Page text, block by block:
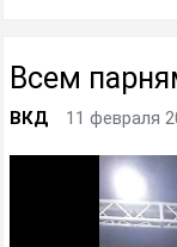
Всем
ВКД 11 февраля